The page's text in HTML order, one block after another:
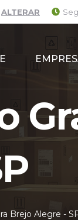
ALTERAR
Brejo Alegre -